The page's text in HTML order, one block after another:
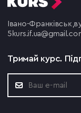
Івано-Франківськ,
5
Тримай курс.